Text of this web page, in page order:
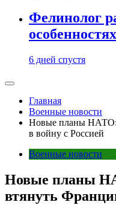
Фелинолог
6 дней спустя
Главная
Военные новости
Новые планы НАТО:
в войну с Россией
Военные новости
Новые планы
втянуть